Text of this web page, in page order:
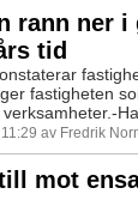
rann ner i
tid
fastigheten
av Fredrik
mot